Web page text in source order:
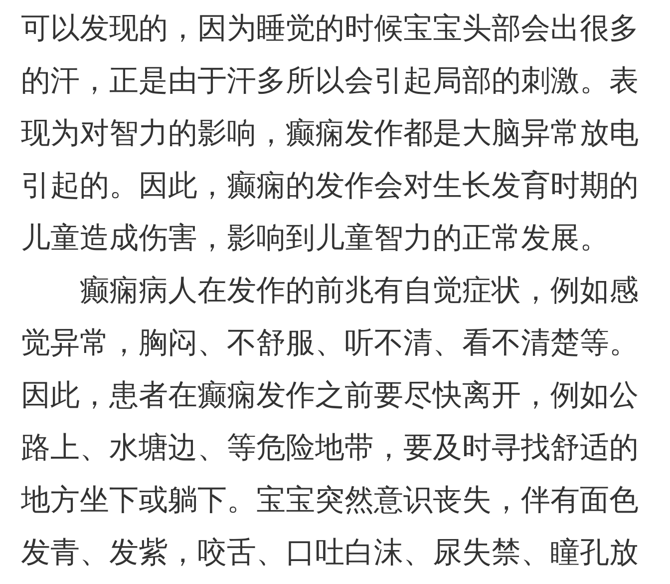
可以发现的，因为睡觉的时候宝宝头部会出很多
的汗，正是由于汗多所以会引起局部的刺激。表
现为对智力的影响，癫痫发作都是大脑异常放电
引起的。因此，癫痫的发作会对生长发育时期的
儿童造成伤害，影响到儿童智力的正常发展。
癫痫病人在发作的前兆有自觉症状，例如感
觉异常，胸闷、不舒服、听不清、看不清楚等。
因此，患者在癫痫发作之前要尽快离开，例如公
路上、水塘边、等危险地带，要及时寻找舒适的
地方坐下或躺下。宝宝突然意识丧失，伴有面色
发青、发紫，咬舌、口吐白沫、尿失禁、瞳孔放